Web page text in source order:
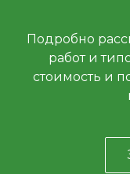
Подробно
работ и
стоимость и